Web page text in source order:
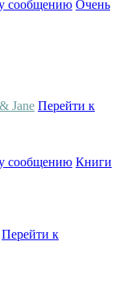
сообщению Очень
Jane Перейти к
сообщению Книги
Перейти к